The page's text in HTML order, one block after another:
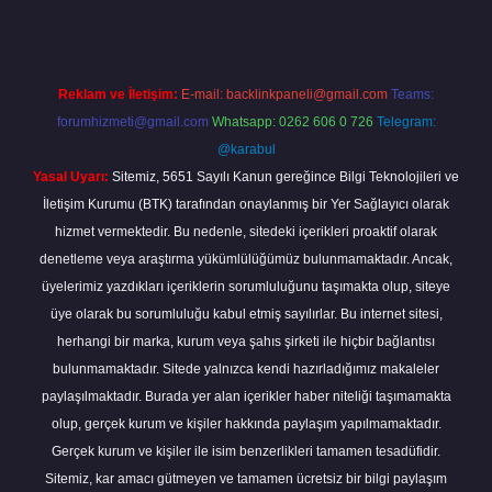
Reklam ve İletişim: E-mail: backlinkpaneli@gmail.com Teams:
forumhizmeti@gmail.com Whatsapp: 0262 606 0 726 Telegram:
@karabul
Yasal Uyarı: Sitemiz, 5651 Sayılı Kanun gereğince Bilgi Teknolojileri ve
İletişim Kurumu (BTK) tarafından onaylanmış bir Yer Sağlayıcı olarak
hizmet vermektedir. Bu nedenle, sitedeki içerikleri proaktif olarak
denetleme veya araştırma yükümlülüğümüz bulunmamaktadır. Ancak,
üyelerimiz yazdıkları içeriklerin sorumluluğunu taşımakta olup, siteye
üye olarak bu sorumluluğu kabul etmiş sayılırlar. Bu internet sitesi,
herhangi bir marka, kurum veya şahıs şirketi ile hiçbir bağlantısı
bulunmamaktadır. Sitede yalnızca kendi hazırladığımız makaleler
paylaşılmaktadır. Burada yer alan içerikler haber niteliği taşımamakta
olup, gerçek kurum ve kişiler hakkında paylaşım yapılmamaktadır.
Gerçek kurum ve kişiler ile isim benzerlikleri tamamen tesadüfidir.
Sitemiz, kar amacı gütmeyen ve tamamen ücretsiz bir bilgi paylaşım